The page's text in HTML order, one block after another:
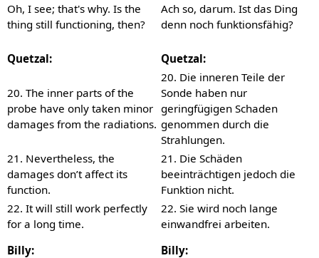
Oh, I see; that's why. Is the
thing still functioning, then?
Ach so, darum. Ist das Ding
denn noch funktionsfähig?
Quetzal: Quetzal:
20. The inner parts of the
probe have only taken minor
damages from the radiations.
20. Die inneren Teile der
Sonde haben nur
geringfügigen Schaden
genommen durch die
Strahlungen.
21. Nevertheless, the
damages don’t affect its
function.
21. Die Schäden
beeinträchtigen jedoch die
Funktion nicht.
22. It will still work perfectly
for a long time.
22. Sie wird noch lange
einwandfrei arbeiten.
Billy:
Billy: